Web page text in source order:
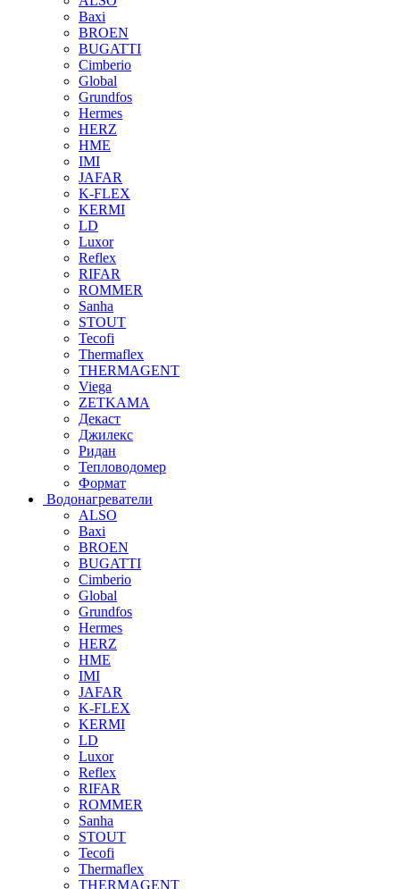
Baxi
BROEN
BUGATTI
Cimberio
Global
Grundfos
Hermes
HERZ
HME
IMI
JAFAR
K-FLEX
KERMI
LD
Luxor
Reflex
RIFAR
ROMMER
Sanha
STOUT
Tecofi
Thermaflex
THERMAGENT
Viega
ZETKAMA
Декаст
Джилекс
Ридан
Тепловодомер
Формат
Водонагреватели
ALSO
Baxi
BROEN
BUGATTI
Cimberio
Global
Grundfos
Hermes
HERZ
HME
IMI
JAFAR
K-FLEX
KERMI
LD
Luxor
Reflex
RIFAR
ROMMER
Sanha
STOUT
Tecofi
Thermaflex
THERMAGENT